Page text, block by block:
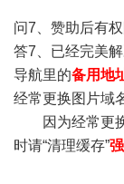
问7、赞助后有
答7、已经完美
导航里的备用地
经常更换图片域
因为经常更换
时请“清理缓存”